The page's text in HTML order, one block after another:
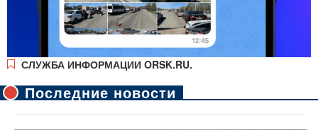
СЛУЖБА ИНФОРМАЦИИ ORSK.RU.
Последние новости